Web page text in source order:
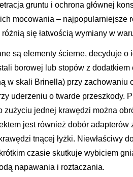
gruntu i ochrona głównej
mocowania – najpopularniejsze
się łatwością wymiany w
są elementy ścierne, decyduje
borowej lub stopów z
w skali Brinella) przy zachowaniu
uderzeniu o twarde przeszkody.
zużyciu jednej krawędzi można
jest również dobór adapterów
tnącej łyżki. Niewłaściwy
czasie skutkuje wybiciem
napawania i roztaczania.